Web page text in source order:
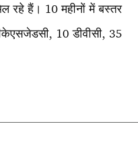
रहे हैं। 10 महीनों में बस्तर
10 डीवीसी, 35